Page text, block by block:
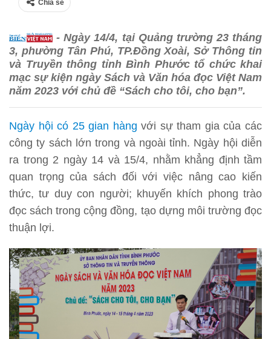
Chia sẻ
- Ngày 14/4, tại Quảng trường 23 tháng
3, phường Tân Phú, TP.Đồng Xoài, Sở Thông tin
và Truyền thông tỉnh Bình Phước tổ chức khai
mạc sự kiện ngày Sách và Văn hóa đọc Việt Nam
năm 2023 với chủ đề “Sách cho tôi, cho bạn”.
Ngày hội có 25 gian hàng với sự tham gia của các
công ty sách lớn trong và ngoài tỉnh. Ngày hội diễn
ra trong 2 ngày 14 và 15/4, nhằm khẳng định tầm
quan trọng của sách đối với việc nâng cao kiến
thức, tư duy con người; khuyến khích phong trào
đọc sách trong cộng đồng, tạo dựng môi trường đọc
thuận lợi.